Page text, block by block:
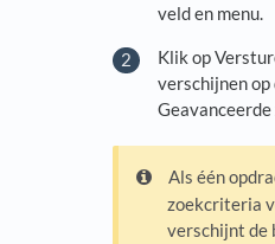
veld en menu.
Klik op
verschijnen op
Als één
zoekcriteria
verschijnt de